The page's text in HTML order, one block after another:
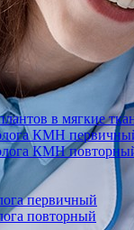
в мягкие
КМН
КМН
первичный
повторный